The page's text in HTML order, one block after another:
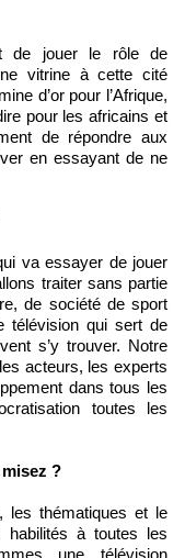
de jouer le rôle de
vitrine à cette cité
d’or pour l’Afrique,
pour les africains et
de répondre aux
en essayant de ne
va essayer de jouer
traiter sans partie
de société de sport
télévision qui sert de
s’y trouver. Notre
acteurs, les experts
dans tous les
toutes les
?
les thématiques et le
habilités à toutes les
une télévision